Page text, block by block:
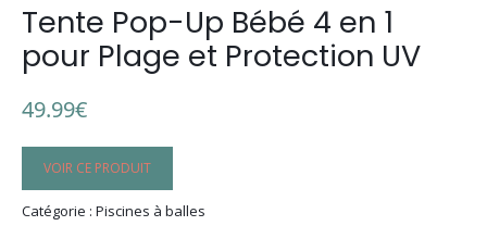
Tente Pop-Up Bébé 4 en 1
pour Plage et Protection UV
49.99€
VOIR CE PRODUIT
Catégorie : Piscines à balles